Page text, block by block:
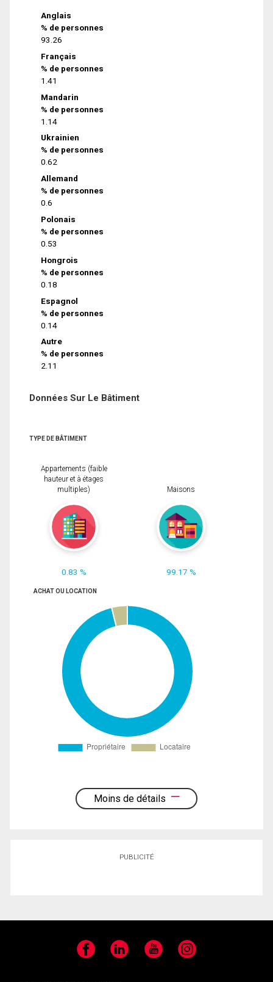
Anglais
% de personnes
93.26
Français
% de personnes
1.41
Mandarin
% de personnes
1.14
Ukrainien
% de personnes
0.62
Allemand
% de personnes
0.6
Polonais
% de personnes
0.53
Hongrois
% de personnes
0.18
Espagnol
% de personnes
0.14
Autre
% de personnes
2.11
Données Sur Le Bâtiment
TYPE DE BÂTIMENT
Appartements (faible
hauteur et à étages
multiples)
0.83 %
Maisons
99.17 %
ACHAT OU LOCATION
Moins de détails
PUBLICITÉ
Facebook LinkedIn YouTube Instagram